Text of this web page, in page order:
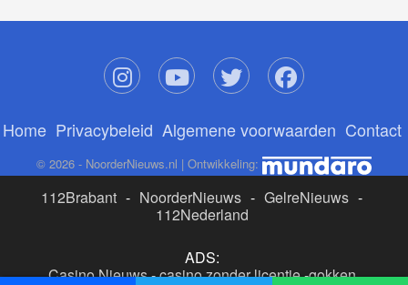
Home Privacybeleid Algemene voorwaarden Contact
© 2026 - NoorderNieuws.nl | Ontwikkeling:
112Brabant - NoorderNieuws - GelreNieuws -
112Nederland
ADS:
Casino Nieuws-casino zonder licentie-gokken